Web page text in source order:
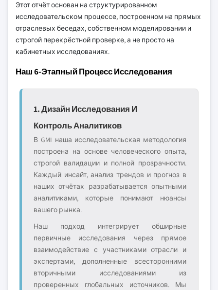
Этот отчёт основан на структурированном
исследовательском процессе, построенном на прямых
отраслевых беседах, собственном моделировании и
строгой перекрёстной проверке, а не просто на
кабинетных исследованиях.
Наш 6-Этапный Процесс Исследования
1. Дизайн Исследования И
Контроль Аналитиков
В GMI наша исследовательская методология
построена на основе человеческого опыта,
строгой валидации и полной прозрачности.
Каждый инсайт, анализ трендов и прогноз в
наших отчётах разрабатывается опытными
аналитиками, которые понимают нюансы
вашего рынка.
Наш подход интегрирует обширные
первичные исследования через прямое
взаимодействие с участниками отрасли и
экспертами, дополненные всесторонними
вторичными исследованиями из
проверенных глобальных источников. Мы